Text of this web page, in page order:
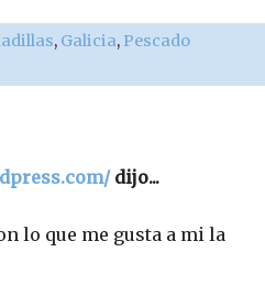
, Galicia, Pescado
dijo...
lo que me gusta a mi la